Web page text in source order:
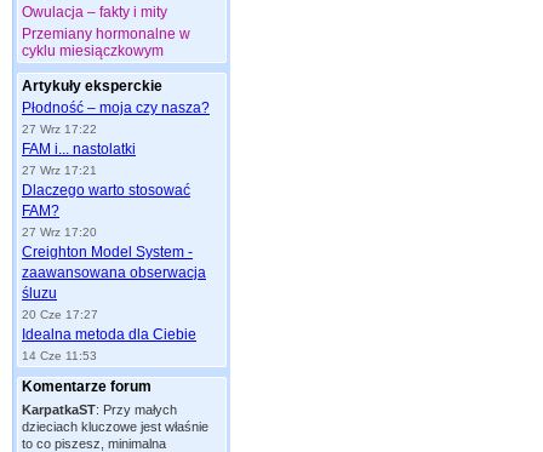
Owulacja – fakty i mity
Przemiany hormonalne w
cyklu miesiączkowym
Artykuły eksperckie
Płodność – moja czy nasza?
27 Wrz 17:22
FAM i... nastolatki
27 Wrz 17:21
Dlaczego warto stosować
FAM?
27 Wrz 17:20
Creighton Model System -
zaawansowana obserwacja
śluzu
20 Cze 17:27
Idealna metoda dla Ciebie
14 Cze 11:53
Komentarze forum
KarpatkaST: Przy małych
dzieciach kluczowe jest właśnie
to co piszesz, minimalna